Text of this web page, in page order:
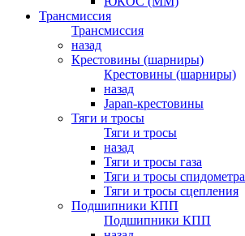
Трансмиссия
Трансмиссия
назад
Крестовины (шарниры)
Крестовины (шарниры)
назад
Japan-крестовины
Тяги и тросы
Тяги и тросы
назад
Тяги и тросы газа
Тяги и тросы спидометра
Тяги и тросы сцепления
Подшипники КПП
Подшипники КПП